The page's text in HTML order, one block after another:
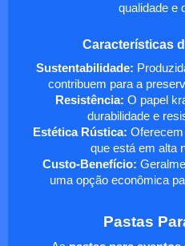
qualidade e
Características
Sustentabilidade:
contribuem para a
Resistência: O papel
durabilidade e
Estética Rústica:
que está em alta
Custo-Benefício:
uma opção econômica
Pastas